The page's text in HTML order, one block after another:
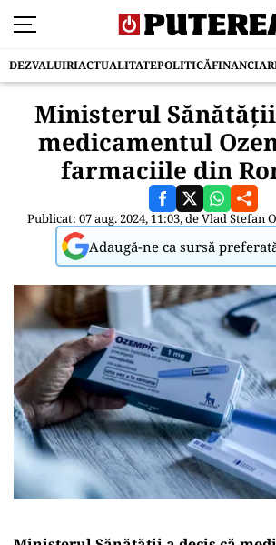
DEZVALUIRIACTUALITATEPOLITICĂFINANCIAR
Ministerul
medicamentul
farmaciile din
Publicat: 07 aug. 2024, 11:03, deVlad Stefan
Adaugă-ne ca sursă